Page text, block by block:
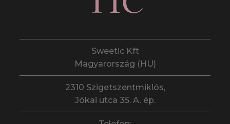
Sweetic Kft
Magyarország (HU)
2310 Szigetszentmiklós,
Jókai utca 35. A. ép.